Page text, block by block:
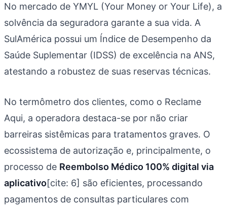
No mercado de YMYL (Your Money or Your Life), a
solvência da seguradora garante a sua vida. A
SulAmérica possui um Índice de Desempenho da
Saúde Suplementar (IDSS) de excelência na ANS,
atestando a robustez de suas reservas técnicas.
No termômetro dos clientes, como o Reclame
Aqui, a operadora destaca-se por não criar
barreiras sistêmicas para tratamentos graves. O
ecossistema de autorização e, principalmente, o
processo de Reembolso Médico 100% digital via
aplicativo[cite: 6] são eficientes, processando
pagamentos de consultas particulares com